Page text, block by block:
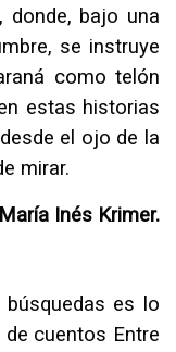
donde, bajo una
se instruye
como telón
estas historias
el ojo de la
mirar.
María Inés Krimer.
es lo
cuentos Entre